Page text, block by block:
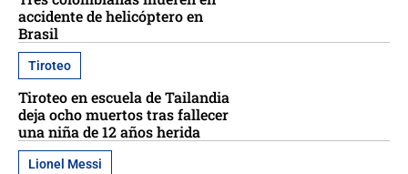
accidente de helicóptero en
Brasil
Tiroteo
Tiroteo en escuela de Tailandia
deja ocho muertos tras fallecer
una niña de 12 años herida
Lionel Messi